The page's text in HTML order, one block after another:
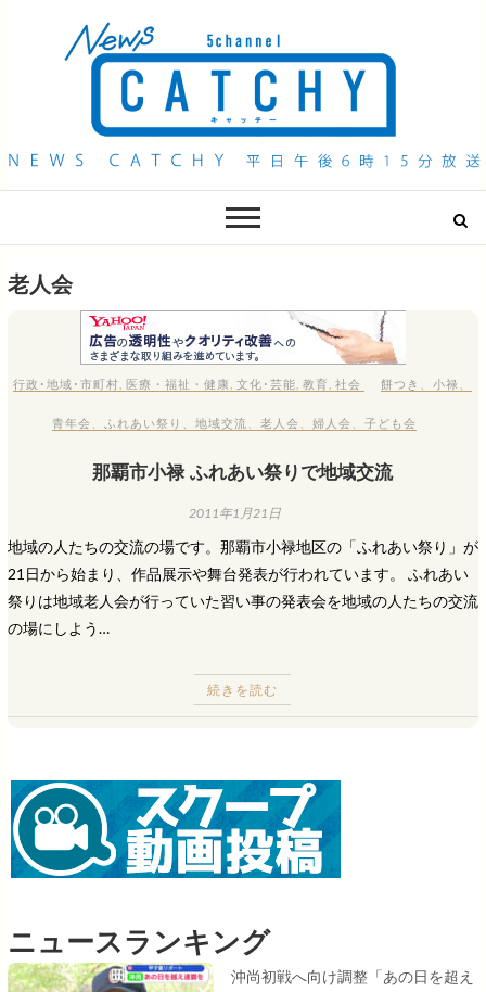
QAB NEWS Headline
老人会
行政･地域･市町村 ,医療・福祉・健康 ,文化･芸能 ,教育 ,社会 餅つき 、小禄
青年会 ふれあい祭り 、地域交流 、老人会 婦人会 、子ども会
那覇市小禄 ふれあい祭りで地域交流
2011年1月21日
地域の人たちの交流の場です。那覇市小禄地区の「ふれあい祭り」が
21日から始まり、作品展示や舞台発表が行われています。 ふれあい
祭りは地域老人会が行っていた習い事の発表会を地域の人たちの交流
の場にしよう…
続きを読む
ニュースランキング
沖尚初戦へ向け調整「あの日を超え